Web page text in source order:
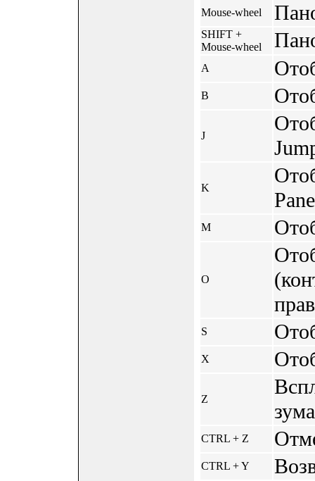
Mouse-wheel
SHIFT +
Mouse-wheel
A
B
J
K
M
O
S
X
Z
CTRL + Z
CTRL + Y